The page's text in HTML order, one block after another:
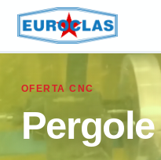
OFERTA CNC
Pergole